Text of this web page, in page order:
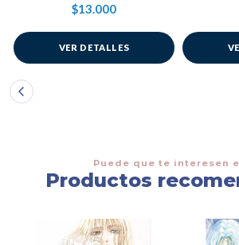
$13.000
VER DETALLES
Puede que te interesen
Productos